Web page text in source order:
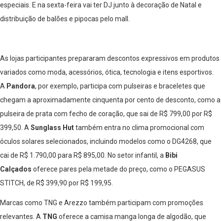
especiais. E na sexta-feira vai ter DJ junto à decoração de Natal e
distribuição de balões e pipocas pelo mall.
As lojas participantes prepararam descontos expressivos em produtos
variados como moda, acessórios, ótica, tecnologia e itens esportivos.
A Pandora, por exemplo, participa com pulseiras e braceletes que
chegam a aproximadamente cinquenta por cento de desconto, como a
pulseira de prata com fecho de coração, que sai de R$ 799,00 por R$
399,50. A Sunglass Huttambém entra no clima promocional com
óculos solares selecionados, incluindo modelos como o DG4268, que
cai de R$ 1.790,00 para R$ 895,00. No setor infantil, a Bibi
Calçados oferece pares pela metade do preço, como o PEGASUS
STITCH, de R$ 399,90 por R$ 199,95.
Marcas como TNG e Arezzo também participam com promoções
relevantes. A TNG oferece a camisa manga longa de algodão, que